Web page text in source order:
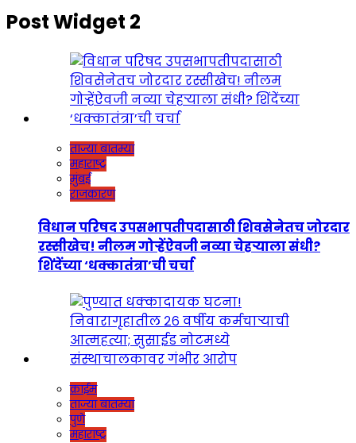
Post Widget 2
ताज्या बातम्या
महाराष्ट्र
मुंबई
राजकारण
विधान परिषद उपसभापतीपदासाठी शिवसेनेतच जोरदार
रस्सीखेच! नीलम गोऱ्हेंऐवजी नव्या चेहऱ्याला संधी?
शिंदेंच्या ‘धक्कातंत्रा’ची चर्चा
क्राईम
ताज्या बातम्या
पुणे
महाराष्ट्र